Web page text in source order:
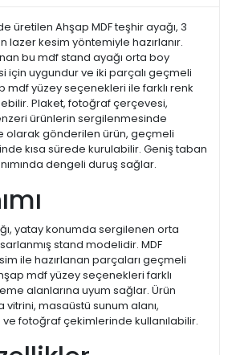
üretilen Ahşap MDF teşhir ayağı, 3
lazer kesim yöntemiyle hazırlanır.
bu mdf stand ayağı orta boy
için uygundur ve iki parçalı geçmeli
mdf yüzey seçenekleri ile farklı renk
Plaket, fotoğraf çerçevesi,
ürünlerin sergilenmesinde
olarak gönderilen ürün, geçmeli
kısa sürede kurulabilir. Geniş taban
dengeli duruş sağlar.
yatay konumda sergilenen orta
stand modelidir. MDF
ile hazırlanan parçaları geçmeli
mdf yüzey seçenekleri farklı
alanlarına uyum sağlar. Ürün
masaüstü sunum alanı,
fotoğraf çekimlerinde kullanılabilir.